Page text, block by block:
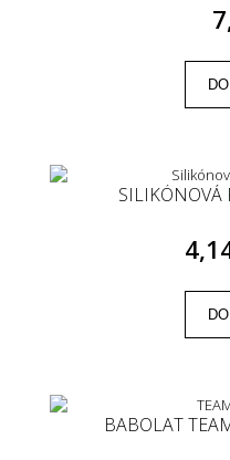
SILIKÓNOVÁ
BABOLAT